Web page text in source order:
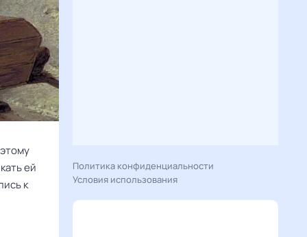
ей
к
Политика конфиденциальности
Условия использования